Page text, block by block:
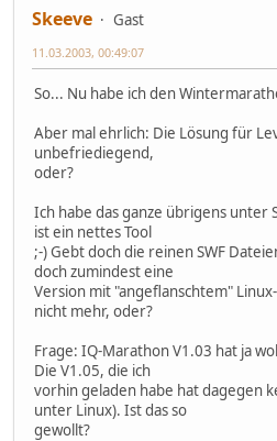
Skeeve Gast
11.03.2003, 00:49:07
So... Nu habe ich den
Aber mal ehrlich: Die Lösung für
unbefriediegend,
oder?
Ich habe das ganze übrigens unter
ist ein nettes Tool
;-) Gebt doch die reinen SWF
doch zumindest eine
Version mit "angeflanschtem"
nicht mehr, oder?
Frage: IQ-Marathon V1.03 hat ja
Die V1.05, die ich
vorhin geladen habe hat dagegen
unter Linux). Ist das so
gewollt?